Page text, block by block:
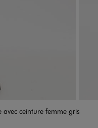
avec ceinture femme gris